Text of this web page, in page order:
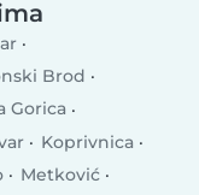
Brod
Gorica
Koprivnica
Metković